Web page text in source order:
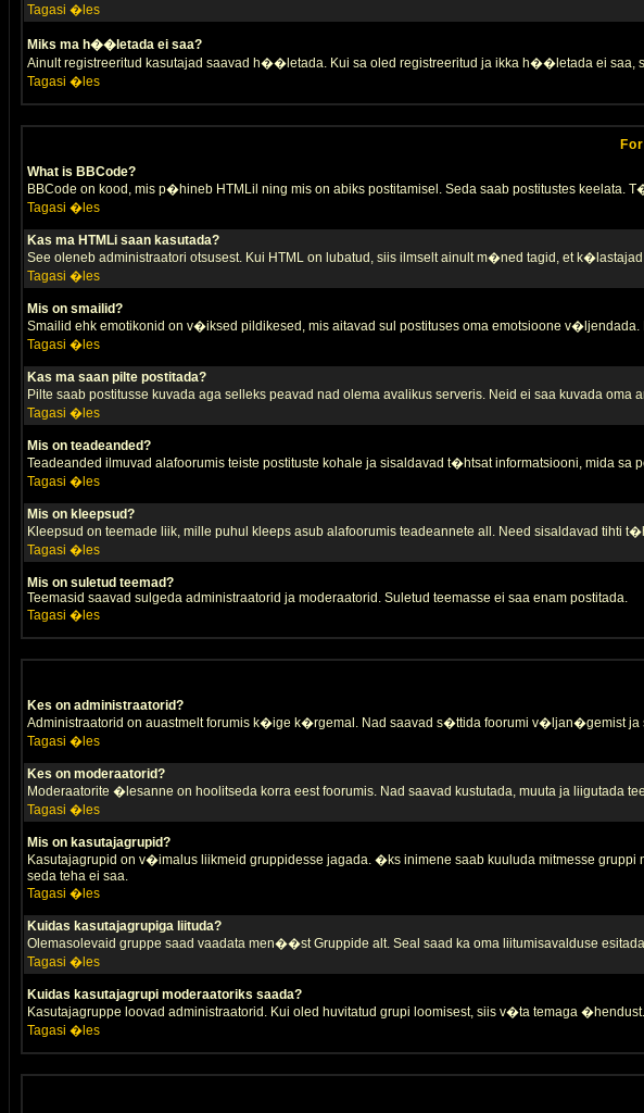
Tagasi �les
Miks ma h��letada ei saa?
Ainult registreeritud kasutajad saavad h��letada. Kui sa oled registreeritud ja ikka h��letada ei saa,
Tagasi �les
What is BBCode?
BBCode on kood, mis p�hineb HTMLil ning mis on abiks postitamisel. Seda saab postitustes keelata.
Tagasi �les
Kas ma HTMLi saan kasutada?
See oleneb administraatori otsusest. Kui HTML on lubatud, siis ilmselt ainult m�ned tagid, et
Tagasi �les
Mis on smailid?
Smailid ehk emotikonid on v�iksed pildikesed, mis aitavad sul postituses oma emotsioone
Tagasi �les
Kas ma saan pilte postitada?
Pilte saab postitusse kuvada aga selleks peavad nad olema avalikus serveris. Neid ei saa kuvada
Tagasi �les
Mis on teadeanded?
Teadeanded ilmuvad alafoorumis teiste postituste kohale ja sisaldavad t�htsat informatsiooni, mida sa
Tagasi �les
Mis on kleepsud?
Kleepsud on teemade liik, mille puhul kleeps asub alafoorumis teadeannete all. Need sisaldavad tihti
Tagasi �les
Mis on suletud teemad?
Teemasid saavad sulgeda administraatorid ja moderaatorid. Suletud teemasse ei saa enam postitada.
Tagasi �les
Kes on administraatorid?
Administraatorid on auastmelt forumis k�ige k�rgemal. Nad saavad s�ttida foorumi v�ljan�gemist
Tagasi �les
Kes on moderaatorid?
Moderaatorite �lesanne on hoolitseda korra eest foorumis. Nad saavad kustutada, muuta ja liigutada
Tagasi �les
Mis on kasutajagrupid?
Kasutajagrupid on v�imalus liikmeid gruppidesse jagada. �ks inimene saab kuuluda mitmesse
seda teha ei saa.
Tagasi �les
Kuidas kasutajagrupiga liituda?
Olemasolevaid gruppe saad vaadata men��st Gruppide alt. Seal saad ka oma liitumisavalduse
Tagasi �les
Kuidas kasutajagrupi moderaatoriks saada?
Kasutajagruppe loovad administraatorid. Kui oled huvitatud grupi loomisest, siis v�ta temaga �hendust.
Tagasi �les